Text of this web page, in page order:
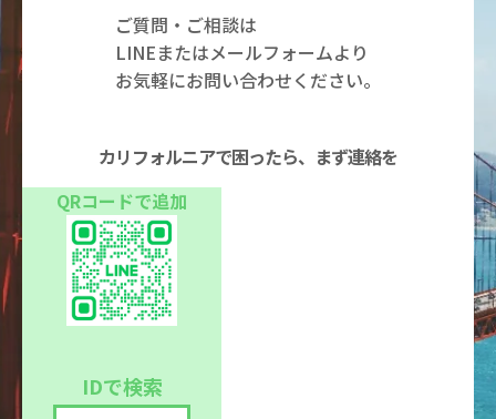
ご質問・ご相談は
LINEまたはメールフォームより
お気軽にお問い合わせください。
カリフォルニアで困ったら、まず連絡を
QRコードで追加
IDで検索